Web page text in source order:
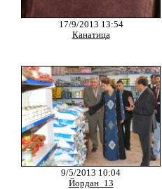
17/9/2013 13:54
Канатица
9/5/2013 10:04
Йордан_13